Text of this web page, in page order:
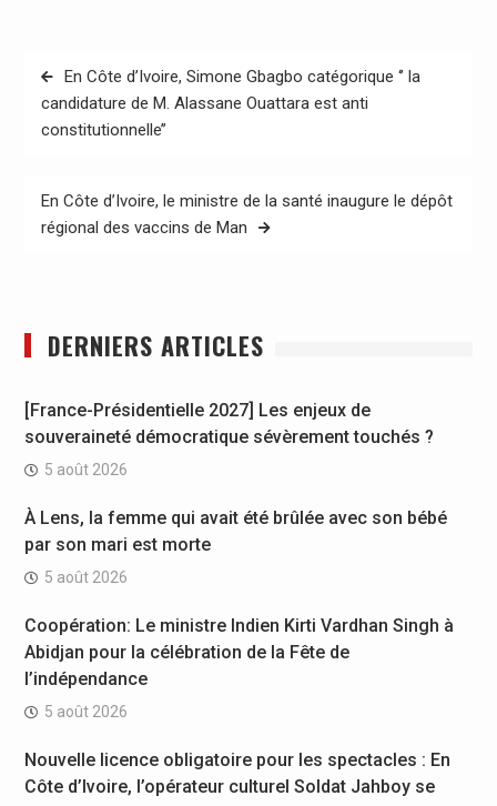
Navigation
de
l’article
En Côte d’Ivoire, Simone Gbagbo catégorique ‘’ la
candidature de M. Alassane Ouattara est anti
constitutionnelle’’
En Côte d’Ivoire, le ministre de la santé inaugure le dépôt
régional des vaccins de Man
DERNIERS ARTICLES
[France-Présidentielle 2027] Les enjeux de
souveraineté démocratique sévèrement touchés ?
5 août 2026
À Lens, la femme qui avait été brûlée avec son bébé
par son mari est morte
5 août 2026
Coopération: Le ministre Indien Kirti Vardhan Singh à
Abidjan pour la célébration de la Fête de
l’indépendance
5 août 2026
Nouvelle licence obligatoire pour les spectacles : En
Côte d’Ivoire, l’opérateur culturel Soldat Jahboy se